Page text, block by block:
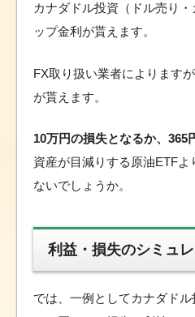
カナダドル投資（ドル売り
ップ金利が貰えます。
FX取り扱い業者によります
が貰えます。
10万円の損失となるか、365
資産が目減りする原油ETF
ないでしょうか。
利益・損失のシミュ
では、一例としてカナダド